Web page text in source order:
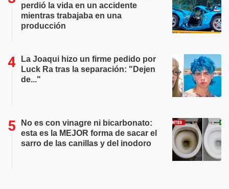
perdió la vida en un accidente
mientras trabajaba en una
producción
La Joaqui hizo un firme pedido por
Luck Ra tras la separación: "Dejen
de..."
No es con vinagre ni bicarbonato:
esta es la MEJOR forma de sacar el
sarro de las canillas y del inodoro